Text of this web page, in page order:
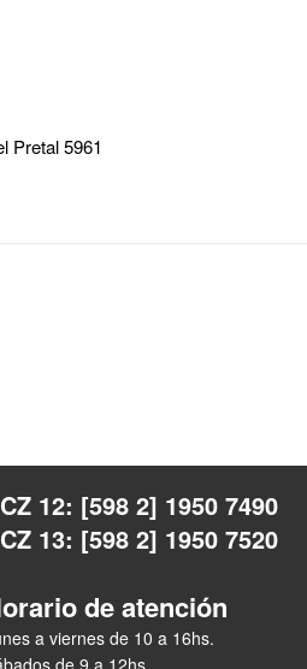
Pretal 5961
12: [598 2] 1950 7490
13: [598 2] 1950 7520
de atención
a viernes de 10 a 16hs.
de 9 a 12hs.